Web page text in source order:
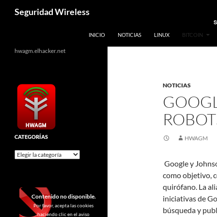
Seguridad Wireless
INICIO NOTICIAS LINUX BITCOIN
NOTICIAS
HWAGM
Google y
como objetivo,
quirófano. La
iniciativas de
búsqueda y
hwagm.elhacker.net
CATEGORÍAS
Categorías
Contenido no disponible.
Por favor, acepta las cookies
haciendo clic en el aviso